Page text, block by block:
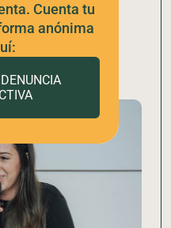
Cuenta tu
anónima